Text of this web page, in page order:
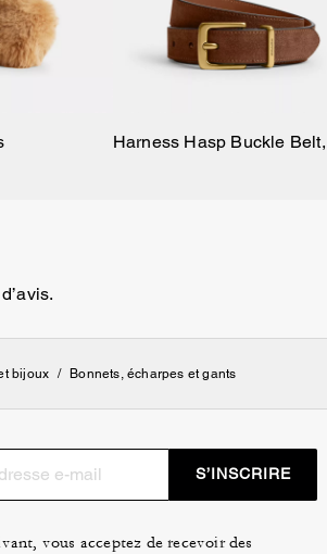
bijoux / Bonnets, écharpes et gants
S’INSCRIRE
vous acceptez de recevoir des